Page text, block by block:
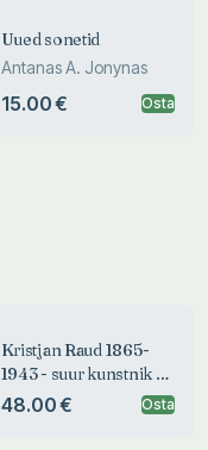
Uued sonetid
Antanas A. Jonynas
15.00 € Osta
Kristjan Raud 1865-
1943 - suur kunstnik ja
rahvuskultuuri ehitaja
48.00 € Osta